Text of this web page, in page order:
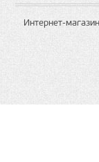
Интернет-